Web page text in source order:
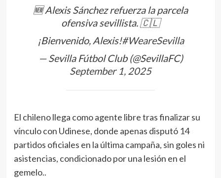
🆕 Alexis Sánchez refuerza la parcela
ofensiva sevillista. 🇨🇱
¡Bienvenido, Alexis!#WeareSevilla
— Sevilla Fútbol Club (@SevillaFC)
September 1, 2025
El chileno llega como agente libre tras finalizar su
vínculo con Udinese, donde apenas disputó 14
partidos oficiales en la última campaña, sin goles ni
asistencias, condicionado por una lesión en el
gemelo..